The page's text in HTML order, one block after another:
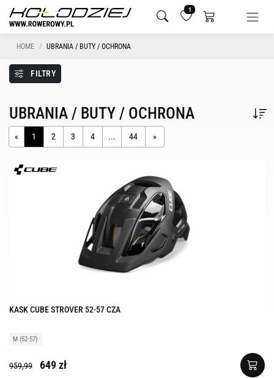
1
HOME UBRANIA / BUTY / OCHRONA
FILTRY
UBRANIA / BUTY / OCHRONA
« 1 2 3 4 ... 44 »
KASK CUBE STROVER 52-57 CZA
M (52-57)
959,99 649 zł